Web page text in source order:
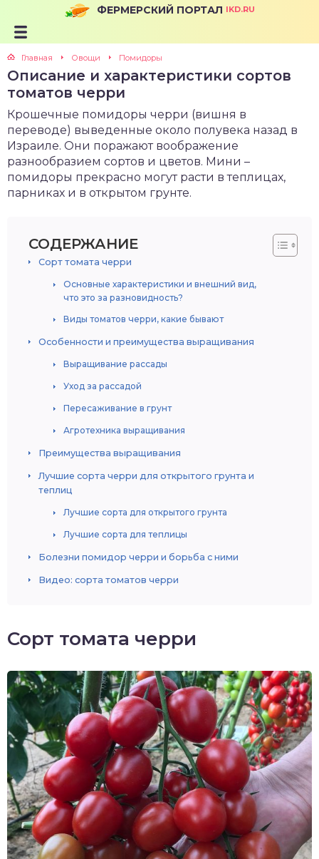
ФЕРМЕРСКИЙ ПОРТАЛ IKD.RU
Главная Овощи Помидоры
Описание и характеристики сортов
томатов черри
Крошечные помидоры черри (вишня в
переводе) выведенные около полувека назад в
Израиле. Они поражают воображение
разнообразием сортов и цветов. Мини –
помидоры прекрасно могут расти в теплицах,
парниках и в открытом грунте.
СОДЕРЖАНИЕ
Сорт томата черри
Основные характеристики и внешний вид,
что это за разновидность?
Виды томатов черри, какие бывают
Особенности и преимущества выращивания
Выращивание рассады
Уход за рассадой
Пересаживание в грунт
Агротехника выращивания
Преимущества выращивания
Лучшие сорта черри для открытого грунта и
теплиц
Лучшие сорта для открытого грунта
Лучшие сорта для теплицы
Болезни помидор черри и борьба с ними
Видео: сорта томатов черри
Сорт томата черри